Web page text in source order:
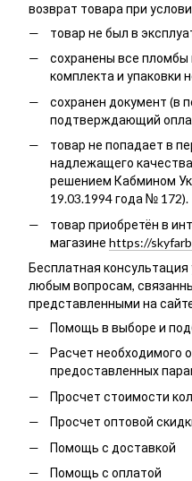
возврат товара при
товар не был в
сохранены все пломбы
комплекта и упаковки
сохранен документ (в
подтверждающий
товар не попадает в
надлежащего
решением Кабмином
19.03.1994 года № 172).
товар приобретён в
магазине https://
Бесплатная
любым вопросам,
представленными на
Помощь в выборе и
Расчет необходимого
предоставленных
Просчет стоимости
Просчет оптовой
Помощь с доставкой
Помощь с оплатой